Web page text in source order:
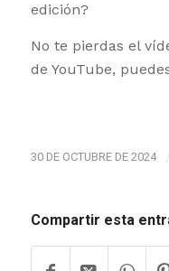
edición?
No te pierdas el
de YouTube,
30 DE OCTUBRE DE 2024 /
Compartir esta